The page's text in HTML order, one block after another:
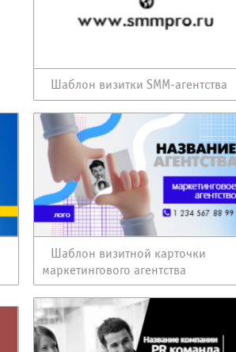
Шаблон визитки SMM-агентства
Шаблон визитной карточки
маркетингового агентства